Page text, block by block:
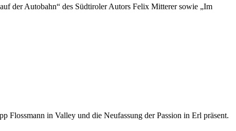
der Autobahn“ des Südtiroler Autors Felix Mitterer sowie „Im
Flossmann in Valley und die Neufassung der Passion in Erl präsent.